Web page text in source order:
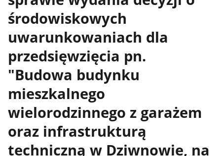
środowiskowych
uwarunkowaniach dla
przedsięwzięcia pn.
"Budowa budynku
mieszkalnego
wielorodzinnego z garażem
oraz infrastrukturą
techniczną w Dziwnowie, na